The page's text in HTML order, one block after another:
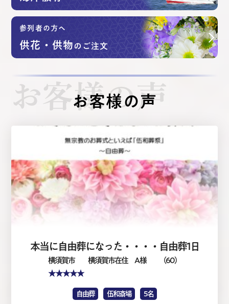
参列者の方へ
供花・供物のご注文
お客様の声
お客様の声
本当に自由葬になった・・・・自由葬1日
横須賀市 横須賀市在住 A 様 （60）
★★★★★
自由葬 伍和斎場 5名